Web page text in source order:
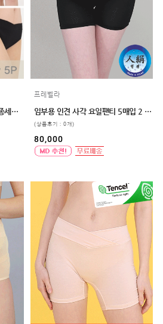
브이랩로우 면스판 요일팬티 5종세트 빅사이즈 4color
프레벨라
임부용 인견 사각 요일팬티 5매입 2 color 3 size
(상품후기 : 0개)
80,000